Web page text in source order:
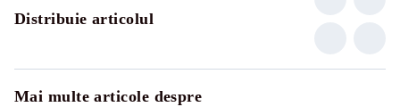
Distribuie articolul
Mai multe articole despre